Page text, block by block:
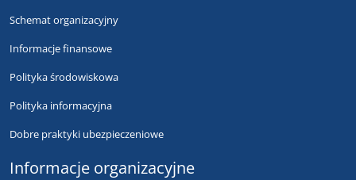
Schemat organizacyjny
Informacje finansowe
Polityka środowiskowa
Polityka informacyjna
Dobre praktyki ubezpieczeniowe
Informacje organizacyjne